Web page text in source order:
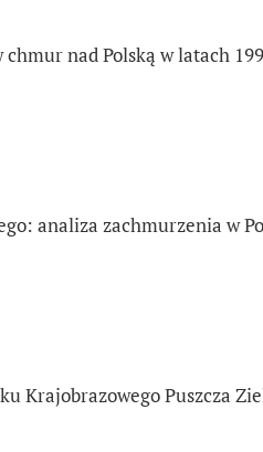
nad Polską w latach
analiza zachmurzenia w
Krajobrazowego Puszcza